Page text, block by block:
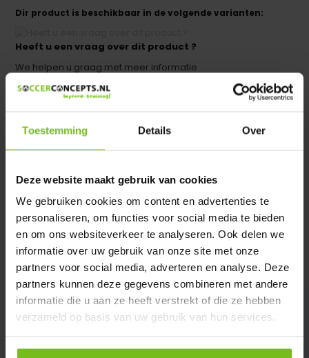
Toestemming Details Over
Deze website maakt gebruik van cookies
We gebruiken cookies om content en advertenties te
personaliseren, om functies voor social media te bieden
en om ons websiteverkeer te analyseren. Ook delen we
informatie over uw gebruik van onze site met onze
partners voor social media, adverteren en analyse. Deze
partners kunnen deze gegevens combineren met andere
informatie die u aan ze heeft verstrekt of die ze hebben
verzameld op basis van uw gebruik van hun services.
Dir product is beschikbaar in de volgende varianten:
Heeft u een vraag over dit product ?
We helpen u graag met meer informatie
Verstuur email
Description du produit
Spécifications
Évaluations
Partager